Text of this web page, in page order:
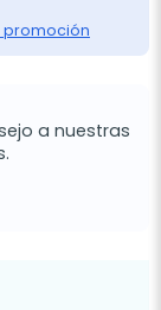
promoción
a nuestras